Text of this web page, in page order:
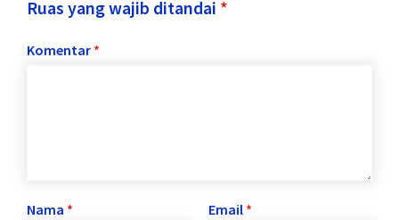
Ruas yang wajib ditandai *
Komentar *
Nama * Email *